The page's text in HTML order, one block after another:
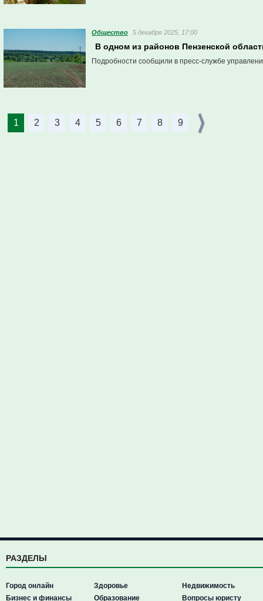
Общество 5 декабря 2025, 17:00
В одном из районов Пензенской
Подробности сообщили в пресс-службе
1 2 3 4 5 6 7 8 9
РАЗДЕЛЫ
Город онлайн
Бизнес и финансы
Здоровье
Образование
Недвижимость
Вопросы юристу